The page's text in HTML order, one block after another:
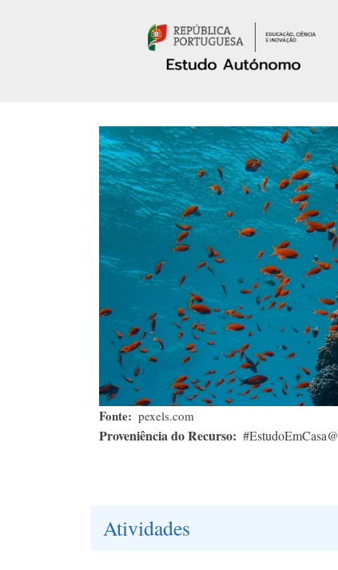
Fonte pexels.com
Proveniência do Recurso #EstudoEmCasa@
Atividades